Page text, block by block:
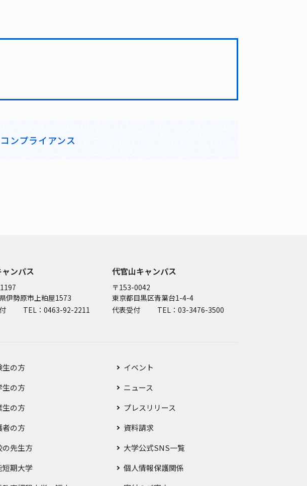
コンプライアンス
ンパス
伊勢原市上粕屋1573
TEL：0463-92-2211
代官山キャンパス
〒153-0042
東京都目黒区青葉台1-4-4
代表受付
TEL：03-3476-3500
生の方
生の方
生の方
者の方
の先生方
短期大学
イベント
ニュース
プレスリリース
資料請求
大学公式SNS一覧
個人情報保護関係